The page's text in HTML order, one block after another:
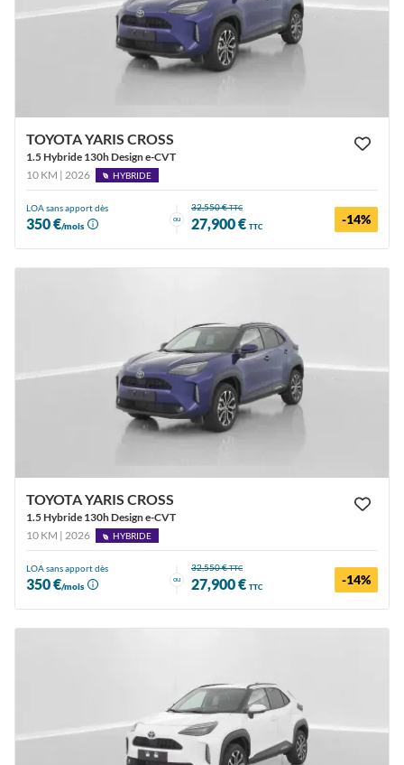
TOYOTA YARIS CROSS
1.5 Hybride 130h Design e-CVT
10 KM | 2026
HYBRIDE
LOA sans apport dès
350 €/mois
ou
32,550 €TTC
27,900 € TTC -14%
TOYOTA YARIS CROSS
1.5 Hybride 130h Design e-CVT
10 KM | 2026
HYBRIDE
LOA sans apport dès
350 €/mois
ou
32,550 €TTC
27,900 € TTC -14%